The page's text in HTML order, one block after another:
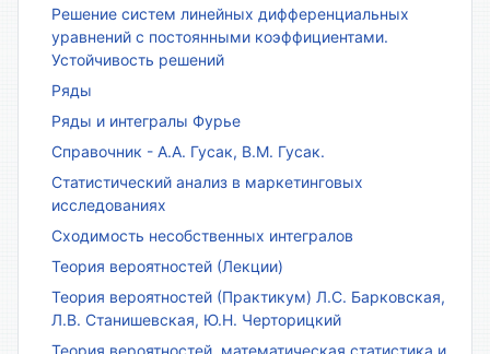
Решение систем линейных дифференциальных
уравнений с постоянными коэффициентами.
Устойчивость решений
Ряды
Ряды и интегралы Фурье
Справочник - А.А. Гусак, В.М. Гусак.
Статистический анализ в маркетинговых
исследованиях
Сходимость несобственных интегралов
Теория вероятностей (Лекции)
Теория вероятностей (Практикум) Л.С. Барковская,
Л.В. Станишевская, Ю.Н. Черторицкий
Теория вероятностей, математическая статистика и